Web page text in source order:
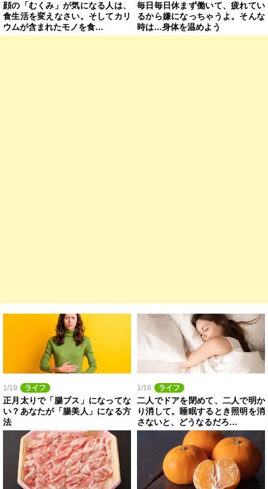
顔の「むくみ」が気になる人は、
食生活を変えなさい。そしてカリ
ウムが含まれたモノを食…
毎日毎日休まず働いて、疲れてい
るから嫌になっちゃうよ。そんな
時は…身体を温めよう
1/19 ライフ
正月太りで「腸ブス」になってな
い？あなたが「腸美人」になる方
法
1/18 ライフ
二人でドアを閉めて、二人で明か
り消して。睡眠するとき照明を消
さないと、どうなるだろ…